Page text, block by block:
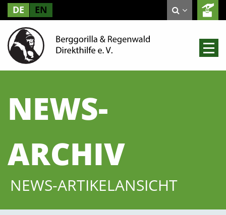
DE EN
NEWS-
ARCHIV
NEWS-ARTIKELANSICHT